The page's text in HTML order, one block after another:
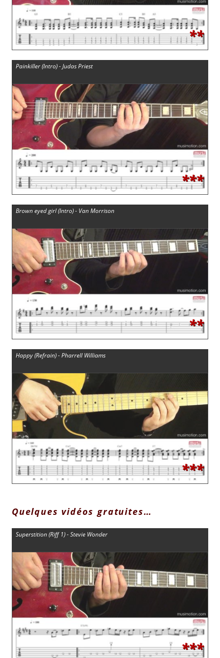
**
Painkiller (Intro) - Judas Priest
***
Brown eyed girl (Intro) - Van Morrison
**
Happy (Refrain) - Pharrell Williams
***
Quelques vidéos gratuites…
Superstition (Riff 1) - Stevie Wonder
***